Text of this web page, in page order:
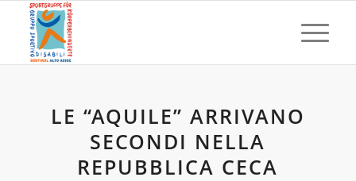
LE “AQUILE” ARRIVANO
SECONDI NELLA
REPUBBLICA CECA